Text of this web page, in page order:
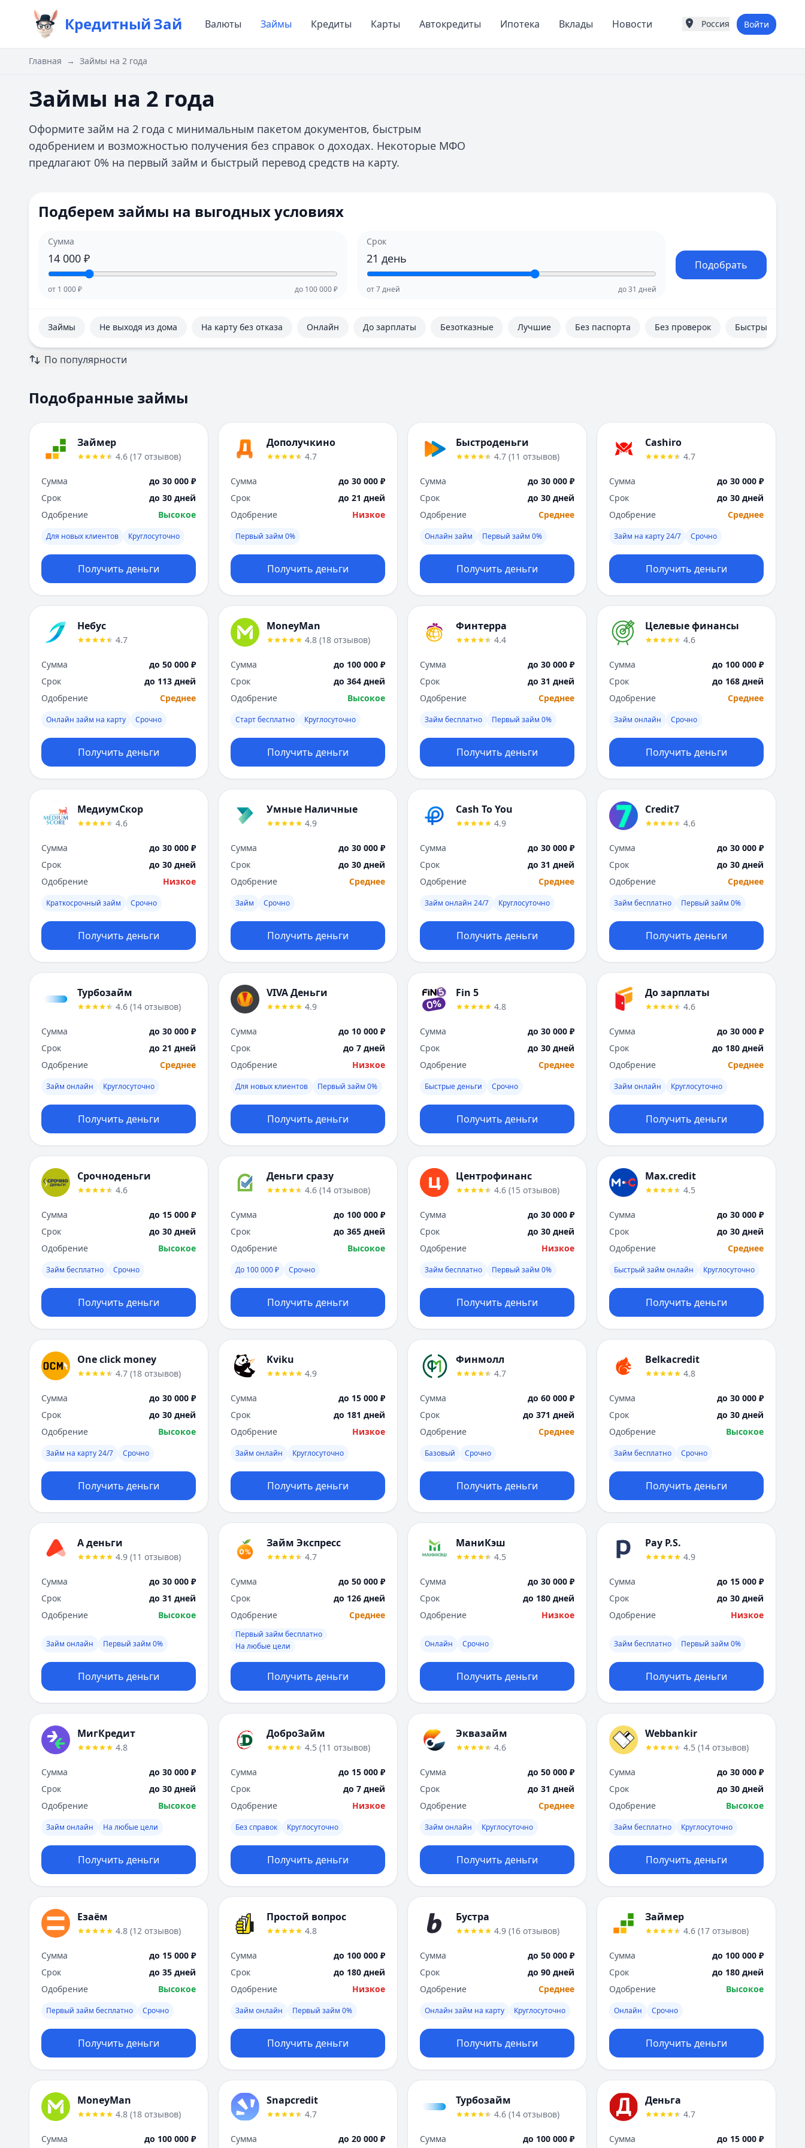
КредитныйЗай Валюты Займы Кредиты Карты Автокредиты Ипотека Вклады Новости
Города России
Воронеж
Ижевск
Иркутск
Курск
Магнитогорск
Махачкала
Набережные Челны
Нижний Новгород
Новокузнецк
Новосибирск
О
Оренбург
Р
Ростов-на-Дону
Рязань
С
Самара
Санкт-Петербург
Севастополь
Томск
Тула
Тюмень
У
Ульяновск
Х
Хабаровск
Чебоксары
Челябинск
Ярославль
Вся Россия
Россия Войти
Главная → Займы на 2 года
Займы на 2 года
Оформите займ на 2 года с минимальным пакетом документов, быстрым
одобрением и возможностью получения без справок о доходах. Некоторые МФО
предлагают 0% на первый займ и быстрый перевод средств на карту.
Подберем займы на выгодных условиях
Сумма
14 000 ₽
от 1 000₽ до 100 000₽
Срок
21 день
от7дней до31 дней
Подобрать
Займы Не выходя из дома На карту без отказа Онлайн До зарплаты Безотказные Лучшие Без паспорта Без проверок Быстрые
По популярности
Подобранные займы
Займер
4.6 (17 отзывов)
Сумма
до 30 000 ₽
Срок
до 30 дней
Одобрение
Высокое
Для новых клиентов Круглосуточно
Получить деньги
Дополучкино
4.7
Сумма
до 30 000 ₽
Срок
до 21 дней
Одобрение
Низкое
Первый займ 0%
Получить деньги
Быстроденьги
4.7 (11 отзывов)
Сумма
до 30 000 ₽
Срок
до 30 дней
Одобрение
Среднее
Онлайн займ Первый займ 0%
Получить деньги
Cashiro
4.7
Сумма
до 30 000 ₽
Срок
до 30 дней
Одобрение
Среднее
Займ на карту 24/7 Срочно
Получить деньги
Небус
4.7
Сумма
до 50 000 ₽
Срок
до 113 дней
Одобрение
Среднее
Онлайн займ на карту Срочно
Получить деньги
MoneyMan
4.8 (18 отзывов)
Сумма
до 100 000 ₽
Срок
до 364 дней
Одобрение
Высокое
Старт бесплатно Круглосуточно
Получить деньги
Финтерра
4.4
Сумма
до 30 000 ₽
Срок
до 31 дней
Одобрение
Среднее
Займ бесплатно Первый займ 0%
Получить деньги
Целевые финансы
4.6
Сумма
до 100 000 ₽
Срок
до 168 дней
Одобрение
Среднее
Займ онлайн Срочно
Получить деньги
МедиумСкор
4.6
Сумма
до 30 000 ₽
Срок
до 30 дней
Одобрение
Низкое
Краткосрочный займ Срочно
Получить деньги
Умные Наличные
4.9
Сумма
до 30 000 ₽
Срок
до 30 дней
Одобрение
Среднее
Займ Срочно
Получить деньги
Cash To You
4.9
Сумма
до 30 000 ₽
Срок
до 31 дней
Одобрение
Среднее
Займ онлайн 24/7 Круглосуточно
Получить деньги
Credit7
4.6
Сумма
до 30 000 ₽
Срок
до 30 дней
Одобрение
Среднее
Займ бесплатно Первый займ 0%
Получить деньги
Турбозайм
4.6 (14 отзывов)
Сумма
до 30 000 ₽
Срок
до 21 дней
Одобрение
Среднее
Займ онлайн Круглосуточно
Получить деньги
VIVA Деньги
4.9
Сумма
до 10 000 ₽
Срок
до 7 дней
Одобрение
Низкое
Для новых клиентов Первый займ 0%
Получить деньги
Fin 5
4.8
Сумма
до 30 000 ₽
Срок
до 30 дней
Одобрение
Среднее
Быстрые деньги Срочно
Получить деньги
До зарплаты
4.6
Сумма
до 30 000 ₽
Срок
до 180 дней
Одобрение
Среднее
Займ онлайн Круглосуточно
Получить деньги
Срочноденьги
4.6
Сумма
до 15 000 ₽
Срок
до 30 дней
Одобрение
Высокое
Займ бесплатно Срочно
Получить деньги
Деньги сразу
4.6 (14 отзывов)
Сумма
до 100 000 ₽
Срок
до 365 дней
Одобрение
Высокое
До 100 000 ₽ Срочно
Получить деньги
Центрофинанс
4.6 (15 отзывов)
Сумма
до 30 000 ₽
Срок
до 30 дней
Одобрение
Низкое
Займ бесплатно Первый займ 0%
Получить деньги
Max.credit
4.5
Сумма
до 30 000 ₽
Срок
до 30 дней
Одобрение
Среднее
Быстрый займ онлайн Круглосуточно
Получить деньги
One click money
4.7 (18 отзывов)
Сумма
до 30 000 ₽
Срок
до 30 дней
Одобрение
Высокое
Займ на карту 24/7 Срочно
Получить деньги
Kviku
4.9
Сумма
до 15 000 ₽
Срок
до 181 дней
Одобрение
Низкое
Займ онлайн Круглосуточно
Получить деньги
Финмолл
4.7
Сумма
до 60 000 ₽
Срок
до 371 дней
Одобрение
Среднее
Базовый Срочно
Получить деньги
Belkacredit
4.8
Сумма
до 30 000 ₽
Срок
до 30 дней
Одобрение
Высокое
Займ бесплатно Срочно
Получить деньги
А деньги
4.9 (11 отзывов)
Сумма
до 30 000 ₽
Срок
до 31 дней
Одобрение
Высокое
Займ онлайн Первый займ 0%
Получить деньги
Займ Экспресс
4.7
Сумма
до 50 000 ₽
Срок
до 126 дней
Одобрение
Среднее
Первый займ бесплатно
На любые цели
Получить деньги
МаниКэш
4.5
Сумма
до 30 000 ₽
Срок
до 180 дней
Одобрение
Низкое
Онлайн Срочно
Получить деньги
Pay P.S.
4.9
Сумма
до 15 000 ₽
Срок
до 30 дней
Одобрение
Низкое
Займ бесплатно Первый займ 0%
Получить деньги
МигКредит
4.8
Сумма
до 30 000 ₽
Срок
до 30 дней
Одобрение
Высокое
Займ онлайн На любые цели
Получить деньги
ДоброЗайм
4.5 (11 отзывов)
Сумма
до 15 000 ₽
Срок
до 7 дней
Одобрение
Низкое
Без справок Круглосуточно
Получить деньги
Эквазайм
4.6
Сумма
до 50 000 ₽
Срок
до 31 дней
Одобрение
Среднее
Займ онлайн Круглосуточно
Получить деньги
Webbankir
4.5 (14 отзывов)
Сумма
до 30 000 ₽
Срок
до 30 дней
Одобрение
Высокое
Займ бесплатно Круглосуточно
Получить деньги
Езаём
4.8 (12 отзывов)
Сумма
до 15 000 ₽
Срок
до 35 дней
Одобрение
Высокое
Первый займ бесплатно Срочно
Получить деньги
Простой вопрос
4.8
Сумма
до 100 000 ₽
Срок
до 180 дней
Одобрение
Низкое
Займ онлайн Первый займ 0%
Получить деньги
Бустра
4.9 (16 отзывов)
Сумма
до 50 000 ₽
Срок
до 90 дней
Одобрение
Среднее
Онлайн займ на карту Круглосуточно
Получить деньги
Займер
4.6 (17 отзывов)
Сумма
до 100 000 ₽
Срок
до 180 дней
Одобрение
Высокое
Онлайн Срочно
Получить деньги
MoneyMan
4.8 (18 отзывов)
Сумма до 100 000 ₽
Snapcredit
4.7
Сумма до 20 000 ₽
Турбозайм
4.6 (14 отзывов)
Сумма до 100 000 ₽
Деньга
4.7
Сумма до 15 000 ₽